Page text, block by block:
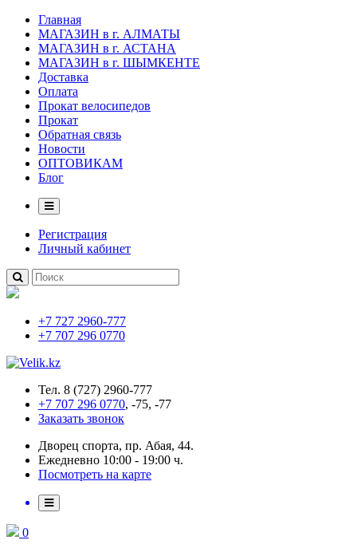
Главная
МАГАЗИН в г. АЛМАТЫ
МАГАЗИН в г. АСТАНА
МАГАЗИН в г. ШЫМКЕНТЕ
Доставка
Оплата
Прокат велосипедов
Прокат
Обратная связь
Новости
ОПТОВИКАМ
Блог
Регистрация
Личный кабинет
+7 727 2960-777
+7 707 296 0770
Тел. 8 (727) 2960-777
+7 707 296 0770, -75, -77
Заказать звонок
Дворец спорта, пр. Абая, 44.
Ежедневно 10:00 - 19:00 ч.
Посмотреть на карте
0